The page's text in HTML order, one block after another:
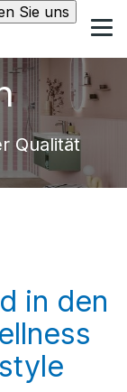
Sie uns
Qualität
in den